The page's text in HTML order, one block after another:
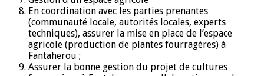
En coordination avec les parties prenantes
(communauté locale, autorités locales, experts
techniques), assurer la mise en place de l’espace
agricole (production de plantes fourragères) à
Fantaherou ;
Assurer la bonne gestion du projet de cultures